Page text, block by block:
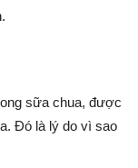
sữa chua, được
Đó là lý do vì sao